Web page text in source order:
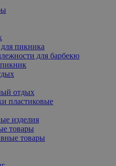
пикника
для барбекю
отдых
пластиковые
изделия
товары
товары